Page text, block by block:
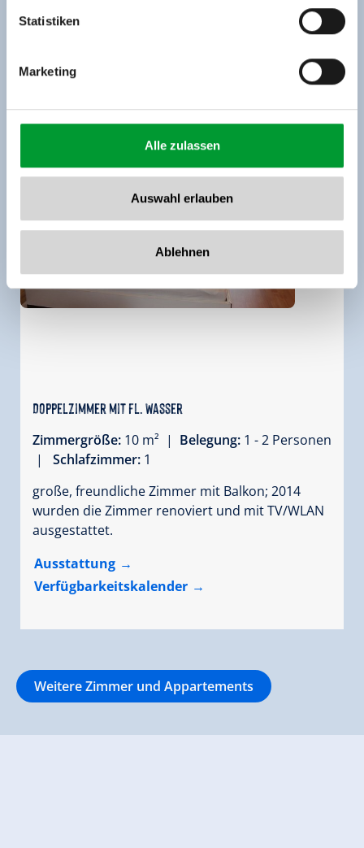
www.zillertalarena.com
Statistiken
Marketing
Alle zulassen
Auswahl erlauben
Ablehnen
Ausstattung
Doppelzimmer mit fl. Wasser
Zimmergröße: 10 m² | Belegung: 1 - 2 Personen
|
Schlafzimmer: 1
große, freundliche Zimmer mit Balkon; 2014
wurden die Zimmer renoviert und mit TV/WLAN
ausgestattet.
Ausstattung
Verfügbarkeitskalender
Weitere Zimmer und Appartements